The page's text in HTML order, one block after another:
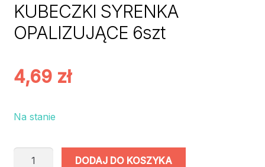
KUBECZKI SYRENKA
OPALIZUJĄCE 6szt
4,69 zł
Na stanie
ilość
DODAJ DO KOSZYKA